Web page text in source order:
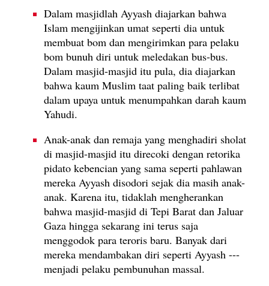
Dalam masjidlah Ayyash diajarkan bahwa
Islam mengijinkan umat seperti dia untuk
membuat bom dan mengirimkan para pelaku
bom bunuh diri untuk meledakan bus-bus.
Dalam masjid-masjid itu pula, dia diajarkan
bahwa kaum Muslim taat paling baik terlibat
dalam upaya untuk menumpahkan darah kaum
Yahudi.
Anak-anak dan remaja yang menghadiri sholat
di masjid-masjid itu direcoki dengan retorika
pidato kebencian yang sama seperti pahlawan
mereka Ayyash disodori sejak dia masih anak-
anak. Karena itu, tidaklah mengherankan
bahwa masjid-masjid di Tepi Barat dan Jaluar
Gaza hingga sekarang ini terus saja
menggodok para teroris baru. Banyak dari
mereka mendambakan diri seperti Ayyash ---
menjadi pelaku pembunuhan massal.